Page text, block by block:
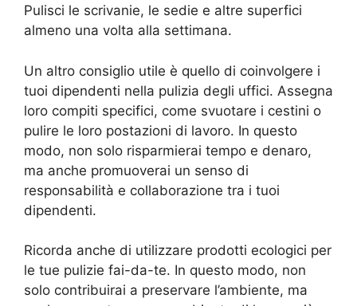
Pulisci le scrivanie, le sedie e altre superfici
almeno una volta alla settimana.
Un altro consiglio utile è quello di coinvolgere i
tuoi dipendenti nella pulizia degli uffici. Assegna
loro compiti specifici, come svuotare i cestini o
pulire le loro postazioni di lavoro. In questo
modo, non solo risparmierai tempo e denaro,
ma anche promuoverai un senso di
responsabilità e collaborazione tra i tuoi
dipendenti.
Ricorda anche di utilizzare prodotti ecologici per
le tue pulizie fai-da-te. In questo modo, non
solo contribuirai a preservare l’ambiente, ma